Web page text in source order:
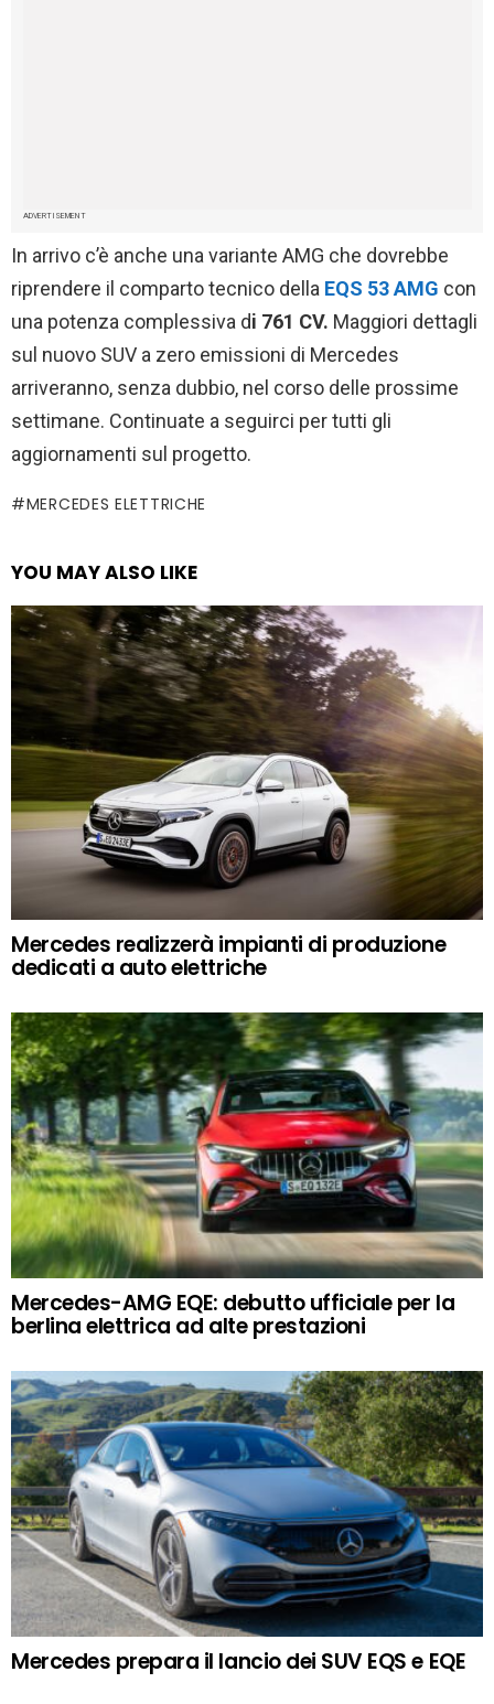
ADVERTISEMENT
In arrivo c’è anche una variante AMG che dovrebbe
riprendere il comparto tecnico della EQS 53 AMG con
una potenza complessiva di 761 CV. Maggiori dettagli
sul nuovo SUV a zero emissioni di Mercedes
arriveranno, senza dubbio, nel corso delle prossime
settimane. Continuate a seguirci per tutti gli
aggiornamenti sul progetto.
MERCEDES ELETTRICHE
YOU MAY ALSO LIKE
Mercedes realizzerà impianti di produzione
dedicati a auto elettriche
Mercedes-AMG EQE: debutto ufficiale per la
berlina elettrica ad alte prestazioni
Mercedes prepara il lancio dei SUV EQS e EQE